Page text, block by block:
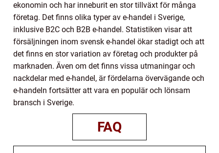
ekonomin och har inneburit en stor tillväxt för många
företag. Det finns olika typer av e-handel i Sverige,
inklusive B2C och B2B e-handel. Statistiken visar att
försäljningen inom svensk e-handel ökar stadigt och att
det finns en stor variation av företag och produkter på
marknaden. Även om det finns vissa utmaningar och
nackdelar med e-handel, är fördelarna övervägande och
e-handeln fortsätter att vara en populär och lönsam
bransch i Sverige.
FAQ